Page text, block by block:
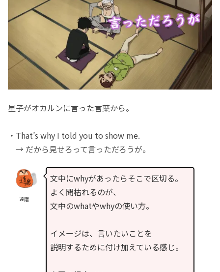
星子がオカルンに言った言葉から。
・That’s why I told you to show me.
→ だから見せろって言っただろうが。
達磨
文中にwhyがあったらそこで区切る。
よく聞枯れるのが、
文中のwhatやwhyの使い方。
イメージは、言いたいことを
説明するために付け加えている感じ。